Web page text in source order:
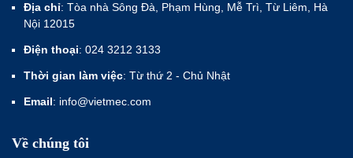
Địa chỉ: Tòa nhà Sông Đà, Phạm Hùng, Mễ Trì, Từ Liêm, Hà
Nội 12015
Điện thoại: 024 3212 3133
Thời gian làm việc: Từ thứ 2 - Chủ Nhật
Email: info@vietmec.com
Về chúng tôi